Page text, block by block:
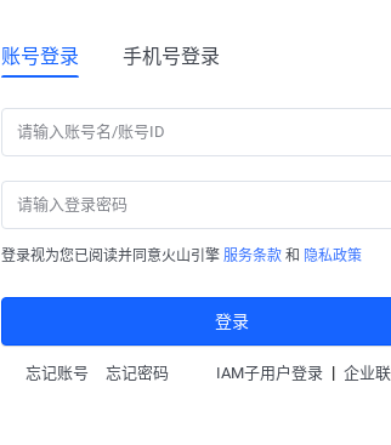
账号登录 手机号登录
登录视为您已阅读并同意火山引擎 服务条款 和 隐私政策
登录
忘记账号 忘记密码 IAM子用户登录 | 企业